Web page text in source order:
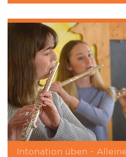
Intonation üben -